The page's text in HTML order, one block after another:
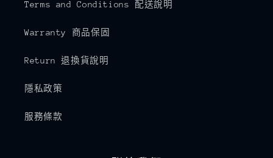
Terms and Conditions 配送說明
Warranty 商品保固
Return 退換貨說明
隱私政策
服務條款